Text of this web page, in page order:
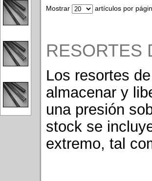
Mostrar artículos por
RESORTES
Los resortes
almacenar y
una presión
stock se
extremo, tal